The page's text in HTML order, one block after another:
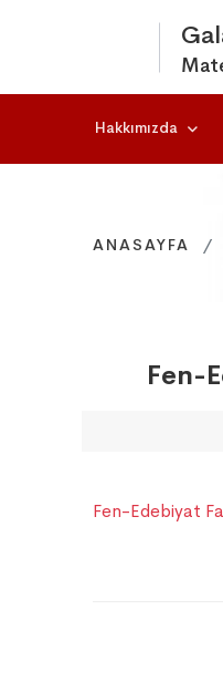
Hakkımızda
ANASAYFA
ANASAYFA
ANASAYFA
Fen-
Fen-Edebiyat